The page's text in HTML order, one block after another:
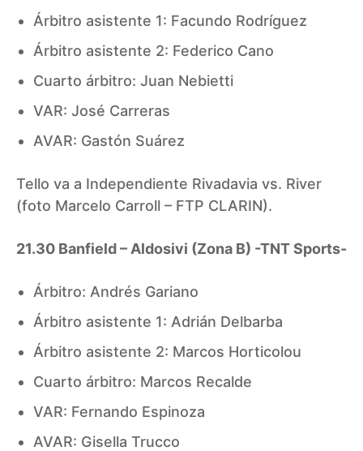
Árbitro asistente 1: Facundo Rodríguez
Árbitro asistente 2: Federico Cano
Cuarto árbitro: Juan Nebietti
VAR: José Carreras
AVAR: Gastón Suárez
Tello va a Independiente Rivadavia vs. River
(foto Marcelo Carroll – FTP CLARIN).
21.30 Banfield – Aldosivi (Zona B) -TNT Sports-
Árbitro: Andrés Gariano
Árbitro asistente 1: Adrián Delbarba
Árbitro asistente 2: Marcos Horticolou
Cuarto árbitro: Marcos Recalde
VAR: Fernando Espinoza
AVAR: Gisella Trucco